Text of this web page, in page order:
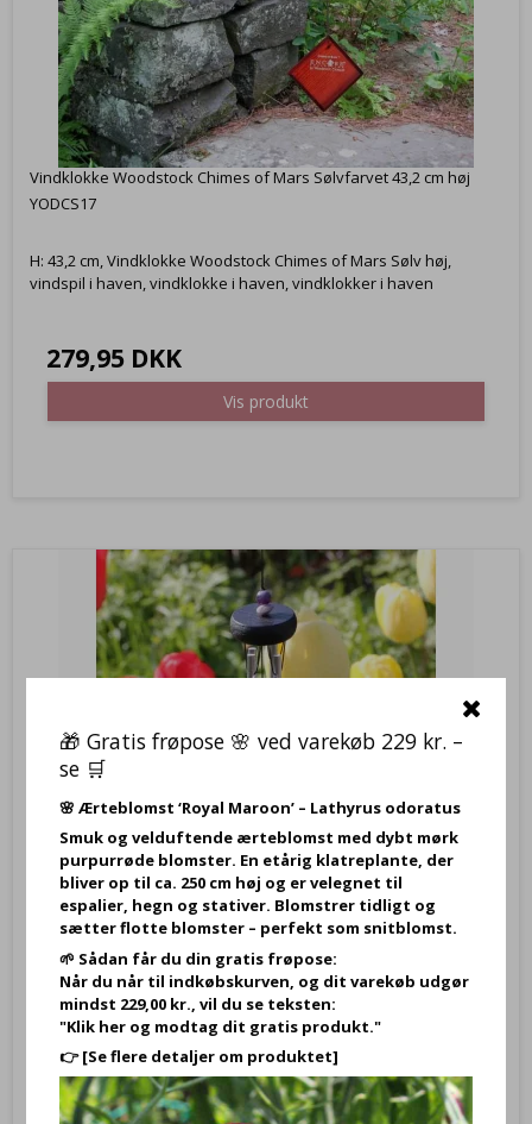
Vindklokke Woodstock Chimes of Mars Sølvfarvet 43,2 cm høj
YODCS17
H: 43,2 cm, Vindklokke Woodstock Chimes of Mars Sølv høj,
vindspil i haven, vindklokke i haven, vindklokker i haven
279,95 DKK
Vis produkt
Vindklokke Woodstock Precious - Amethyst
YOPSAM
Amethyst, Vindklokke Woodstock Precious - , vindspil i haven,
vindklokke i haven
🎁 Gratis frøpose 🌸 ved varekøb 229 kr. –
se 🛒
🌸 Ærteblomst ‘Royal Maroon’ – Lathyrus odoratus
Smuk og velduftende ærteblomst med dybt mørk
purpurrøde blomster. En etårig klatreplante, der
bliver op til ca. 250 cm høj og er velegnet til
espalier, hegn og stativer. Blomstrer tidligt og
sætter flotte blomster – perfekt som snitblomst.
🌱 Sådan får du din gratis frøpose:
Når du når til indkøbskurven, og dit varekøb udgør
mindst 229,00 kr., vil du se teksten:
"Klik her og modtag dit gratis produkt."
👉[Se flere detaljer om produktet]